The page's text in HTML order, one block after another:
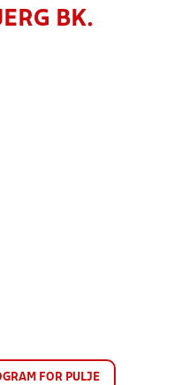
BK.
FOR PULJE